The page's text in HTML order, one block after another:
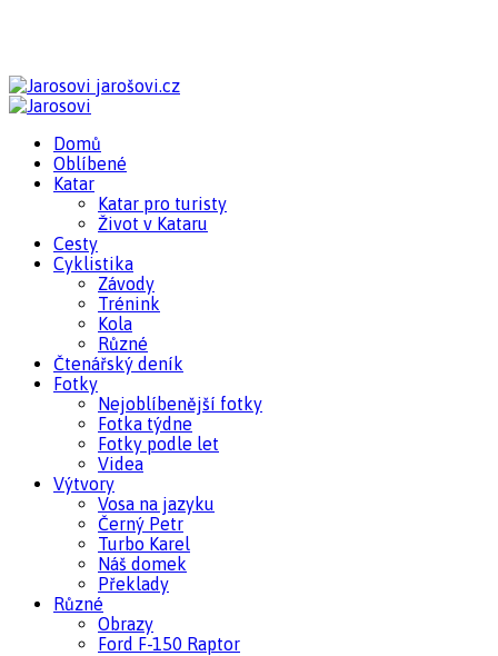
jarošovi.cz
Domů
Oblíbené
Katar
Katar pro turisty
Život v Kataru
Cesty
Cyklistika
Závody
Trénink
Kola
Různé
Čtenářský deník
Fotky
Nejoblíbenější fotky
Fotka týdne
Fotky podle let
Videa
Výtvory
Vosa na jazyku
Černý Petr
Turbo Karel
Náš domek
Překlady
Různé
Obrazy
Ford F-150 Raptor